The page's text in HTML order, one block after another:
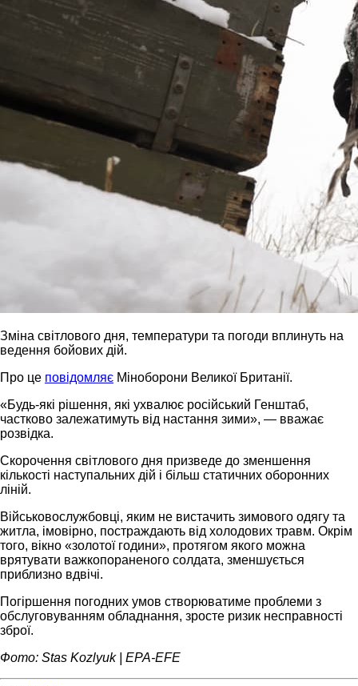
Зміна світлового дня, температури та погоди вплинуть на
ведення бойових дій.
Про це повідомляє Міноборони Великої Британії.
«Будь-які рішення, які ухвалює російський Генштаб,
частково залежатимуть від настання зими», — вважає
розвідка.
Скорочення світлового дня призведе до зменшення
кількості наступальних дій і більш статичних оборонних
ліній.
Військовослужбовці, яким не вистачить зимового одягу та
житла, імовірно, постраждають від холодових травм. Окрім
того, вікно «золотої години», протягом якого можна
врятувати важкопораненого солдата, зменшується
приблизно вдвічі.
Погіршення погодних умов створюватиме проблеми з
обслуговуванням обладнання, зросте ризик несправності
зброї.
Фото: Stas Kozlyuk | EPA-EFE